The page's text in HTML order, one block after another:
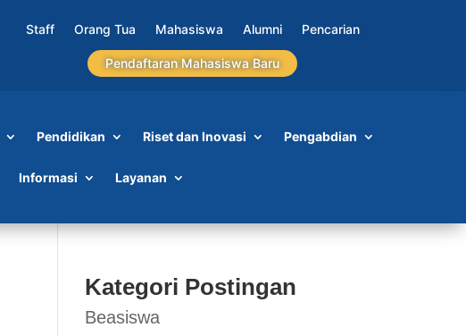
Staff Orang Tua Mahasiswa Alumni Pencarian
Pendaftaran Mahasiswa Baru
Pendidikan Riset dan Inovasi Pengabdian
Informasi Layanan
Kategori Postingan
Beasiswa